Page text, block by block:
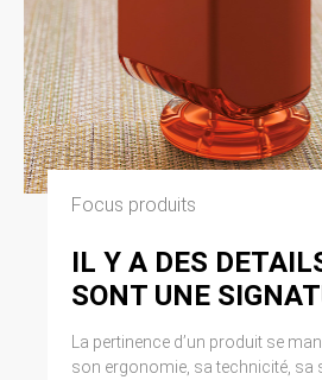
Focus produits
IL Y A DES
SONT UNE
La pertinence d’un produit se
son ergonomie, sa technicité, sa